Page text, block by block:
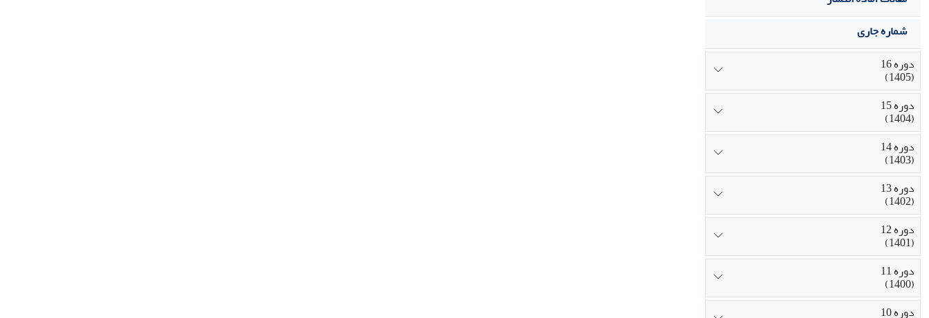
شماره جاری
دوره 16
(1405)
دوره 15
(1404)
دوره 14
(1403)
دوره 13
(1402)
دوره 12
(1401)
دوره 11
(1400)
دوره 10